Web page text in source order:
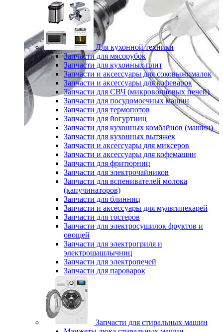
Для кухонной техники
Запчасти для мясорубок
Запчасти для кухонных плит
Запчасти и аксессуары для соковыжималок
Запчасти и аксессуары для кофеварок
Запчасти для СВЧ (микроволновых печей)
Запчасти для посудомоечных машин
Запчасти для термопотов
Запчасти для йогуртниц
Запчасти для кухонных комбайнов (машин)
Запчасти для кухонных вытяжек
Запчасти и аксессуары для миксеров
Запчасти и аксессуары для кофемашин
Запчасти для фритюрниц
Запчасти для электрочайников
Запчасти для вспенивателей молока
(капучинаторов)
Запчасти для блинниц
Запчасти и аксессуары для мультипекарей
Запчасти для тостеров
Запчасти для электросушилок фруктов и
овощей
Запчасти для электрогриля и
электрошашлычниц
Запчасти для электропечей
Запчасти для пароварок
Запчасти для стиральных машин